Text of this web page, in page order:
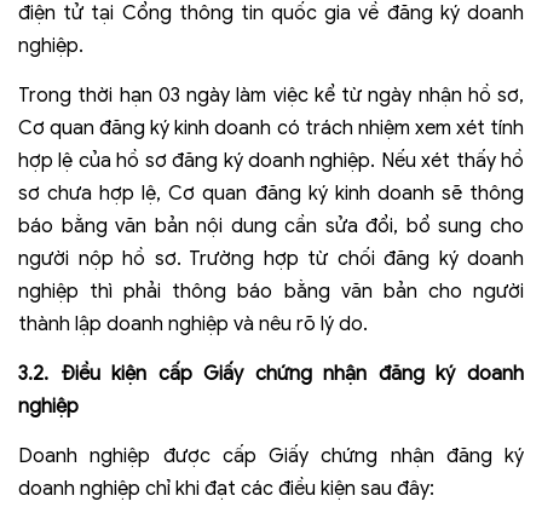
điện tử tại Cổng thông tin quốc gia về đăng ký doanh
nghiệp.
Trong thời hạn 03 ngày làm việc kể từ ngày nhận hồ sơ,
Cơ quan đăng ký kinh doanh có trách nhiệm xem xét tính
hợp lệ của hồ sơ đăng ký doanh nghiệp. Nếu xét thấy hồ
sơ chưa hợp lệ, Cơ quan đăng ký kinh doanh sẽ thông
báo bằng văn bản nội dung cần sửa đổi, bổ sung cho
người nộp hồ sơ. Trường hợp từ chối đăng ký doanh
nghiệp thì phải thông báo bằng văn bản cho người
thành lập doanh nghiệp và nêu rõ lý do.
3.2. Điều kiện cấp Giấy chứng nhận đăng ký doanh
nghiệp
Doanh nghiệp được cấp Giấy chứng nhận đăng ký
doanh nghiệp chỉ khi đạt các điều kiện sau đây: